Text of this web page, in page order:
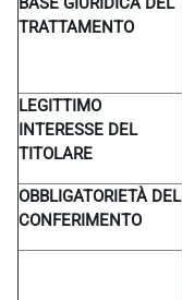
TRATTAMENTO
LEGITTIMO
INTERESSE DEL
TITOLARE
OBBLIGATORIETÀ DEL
CONFERIMENTO